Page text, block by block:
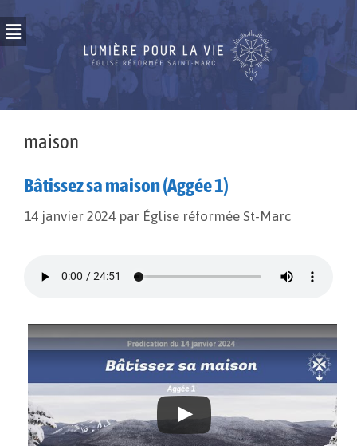
maison
Bâtissez sa maison (Aggée 1)
14 janvier 2024 par Église réformée St-Marc